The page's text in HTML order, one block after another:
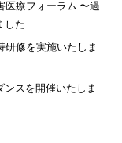
医療フォーラム 〜過
した
研修を実施いたしま
スを開催いたしま